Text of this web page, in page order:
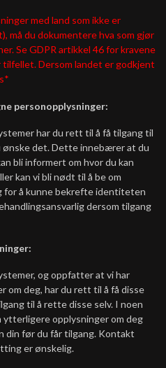
med land som ikke er
må du dokumentere hva som gjør
Se GDPR artikkel 46 for kravene
Dersom landet er godkjent
personopplysninger:
har du rett til å få tilgang til
ønske det. Dette innebærer at du
bli informert om hvor du kan
kan vi bli nødt til å be om
for å kunne bekrefte identiteten
dersom tilgang
og oppfatter at vi har
om deg, har du rett til å få disse
til å rette disse selv. I noen
ytterligere opplysninger om deg
før du får tilgang. Kontakt
er ønskelig.